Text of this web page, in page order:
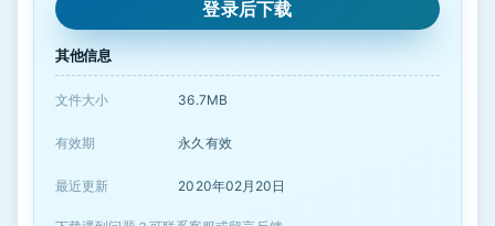
登录后下载
其他信息
文件大小 36.7MB
有效期 永久有效
最近更新 2020年02月20日